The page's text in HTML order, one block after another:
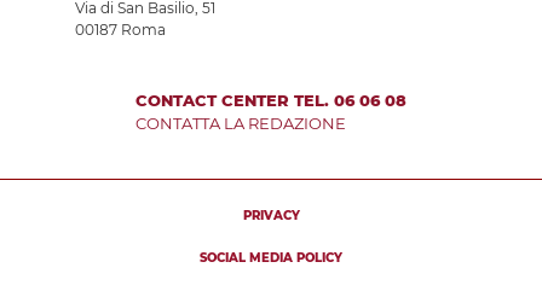
Via di San Basilio, 51
00187 Roma
CONTACT CENTER TEL. 06 06 08
CONTATTA LA REDAZIONE
PRIVACY
SOCIAL MEDIA POLICY